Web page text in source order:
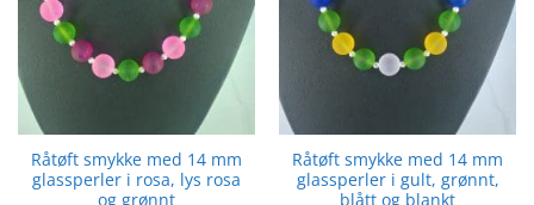
Råtøft smykke med 14 mm
glassperler i rosa, lys rosa
og grønnt
Råtøft smykke med 14 mm
glassperler i gult, grønnt,
blått og blankt